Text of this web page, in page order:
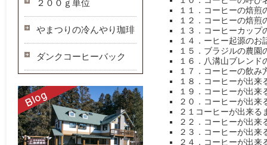
１１．コーヒーの焙煎
１２．コーヒーの焙煎
１３．コーヒーカップ
１４．ーヒー起源のお
１５．ブラジルの農園
１６．八溝山ブレンド
１７．コーヒーの飲み
１８．コーヒーが出来
１９．コーヒーが出来
２０．コーヒーが出来
２１コーヒーが出来る
２２．コーヒーが出来
２３．コーヒーが出来
２４．コーヒーが出来
２００ｇ単位
やまつりの冷んやり珈琲
ダンクコーヒーバック